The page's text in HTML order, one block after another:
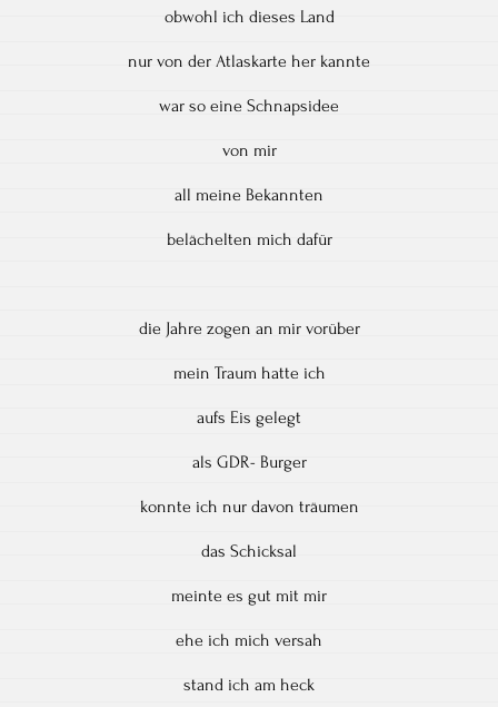
obwohl ich dieses Land
nur von der Atlaskarte her kannte
war so eine Schnapsidee
von mir
all meine Bekannten
belächelten mich dafür
die Jahre zogen an mir vorüber
mein Traum hatte ich
aufs Eis gelegt
als GDR- Burger
konnte ich nur davon träumen
das Schicksal
meinte es gut mit mir
ehe ich mich versah
stand ich am heck